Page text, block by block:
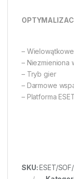
–
– Niezmieniona
– Tryb gier
– Darmowe
– Platforma
SKU:ESET/